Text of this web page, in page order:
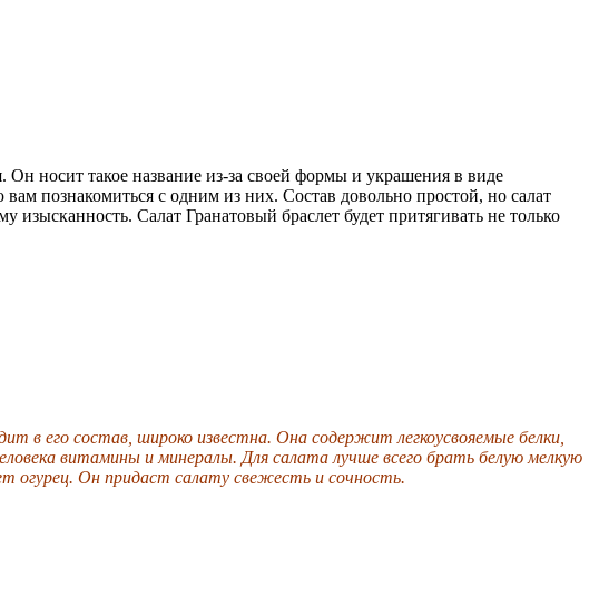
носит такое название из-за своей формы и украшения в виде
познакомиться с одним из них. Состав довольно простой, но салат
Салат Гранатовый браслет будет притягивать не только
в его состав, широко известна. Она содержит легкоусвояемые белки,
витамины и минералы. Для салата лучше всего брать белую мелкую
огурец. Он придаст салату свежесть и сочность.